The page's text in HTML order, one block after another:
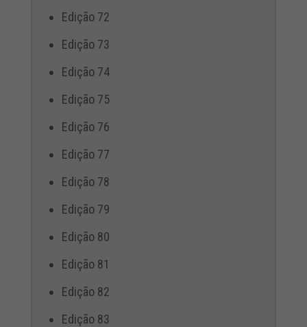
Edição 72
Edição 73
Edição 74
Edição 75
Edição 76
Edição 77
Edição 78
Edição 79
Edição 80
Edição 81
Edição 82
Edição 83